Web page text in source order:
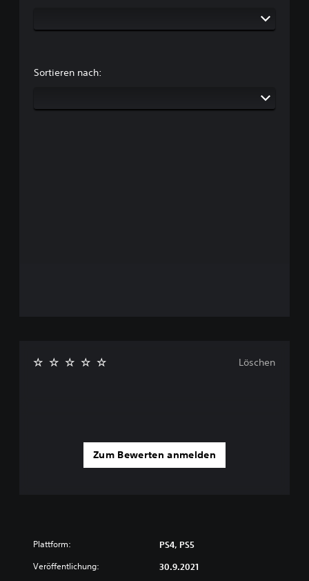
Sortieren nach:
Zum Bewerten anmelden
Löschen
Plattform: PS4, PS5
Veröffentlichung: 30.9.2021